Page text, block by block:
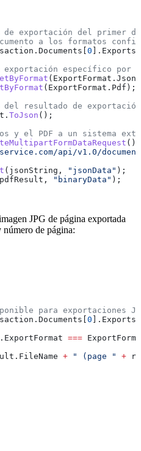
exportación del primer
a los formatos
. Documents 0 ]. Exports
específico por
( ExportFormat . Json
( ExportFormat . Pdf );
resultado de exportación
. ToJson ();
y el PDF a un sistema
();
api/v1.0/
( jsonString , "jsonData" );
pdfResult , "binaryData" );
JPG de página exportada
de página:
para exportaciones
. Documents 0 ]. Exports
. ExportFormat ===
. FileName + " (page " +